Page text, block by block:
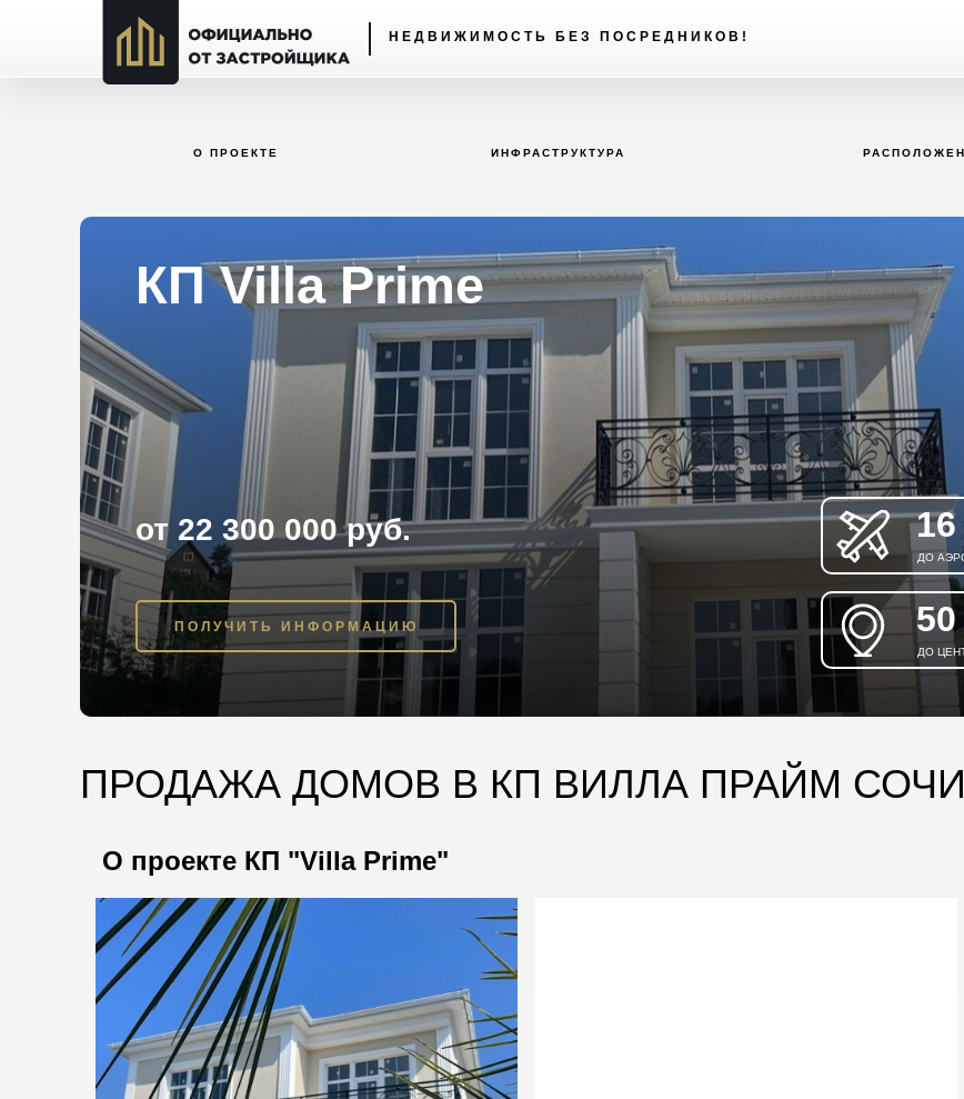
НЕДВИЖИМОСТЬ БЕЗ ПОСРЕДНИКОВ!
О ПРОЕКТЕ ИНФРАСТРУКТУРА
16
ДО
50
ДО
ПОЛУЧИТЬ ИНФОРМАЦИЮ
от 22 300 000 руб.
КП Villa Prime
ПРОДАЖА ДОМОВ В КП ВИЛЛА ПРАЙМ
О проекте КП "Villa Prime"